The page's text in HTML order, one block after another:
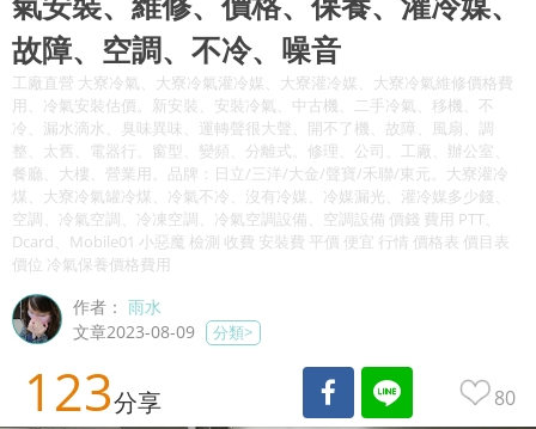
故障、空調、不冷、噪音
工廠直營 大寮冷氣、大寮冷氣灌冷媒、大寮灌冷媒、大寮冷氣維修價格費
用、冷氣安裝估價。新安裝、安裝冷氣、中古機、二手冷氣、移機、不
冷、漏水滴水、臭味異味、運轉聲很大聲、開不了機、故障、風扇、調
整、太舊、電器行、窗型、變頻、分離式。修理、公司、工廠、辦公室、
餐廳、大樓、營業用。品牌：日立/三洋/大金/聲寶/禾聯/東元。大寮灌冷
煤、大寮冷氣罐冷煤、冷氣不冷、沒有冷媒、冷媒漏光、灌冷媒多少錢、
空調、冷氣空調、冷凍空調、冷氣空調設備、空調設備 價錢 費用 PTT、
Dcard、Mobile01 小惡魔 檢測 收費 安裝費 平價 便宜 行情 價格表 價目表
價位 冷氣保養價格費用
作者：雨水
文章2023-08-09
分類>
123分享 80